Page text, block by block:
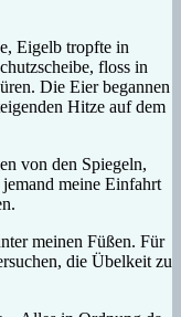
Eigelb tropfte in
floss in
Die Eier begannen
Hitze auf dem
von den Spiegeln,
meine Einfahrt
meinen Füßen. Für
die Übelkeit zu